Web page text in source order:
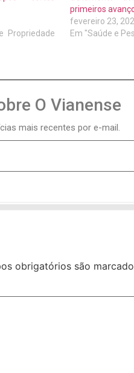
Propriedade
primeiros
fevereiro 23,
Em "Saúde e
O Vianense
mais recentes por e-mail.
obrigatórios são